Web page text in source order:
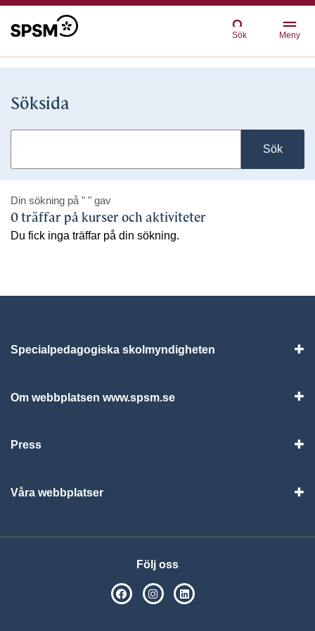
Sök Meny
Söksida
Sök
Din sökning på " " gav
0 träffar på kurser och aktiviteter
Du fick inga träffar på din sökning.
Specialpedagogiska skolmyndigheten
Om webbplatsen www.spsm.se
Press
Våra webbplatser
Följ oss
SPSM på Facebook
SPSM på Instagram